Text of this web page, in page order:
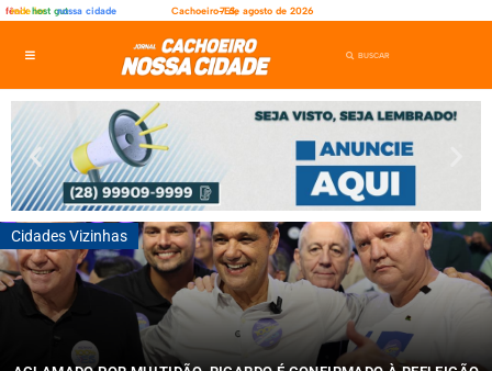
fênix
rede lerhost gutnossa cidade Cachoeiro-ES,7 de agosto de 2026
Cidades Vizinhas